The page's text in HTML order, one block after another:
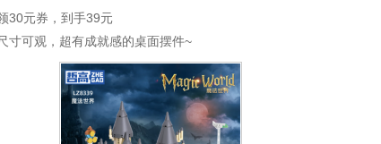
30元券，到手39元
寸可观，超有成就感的桌面摆件~